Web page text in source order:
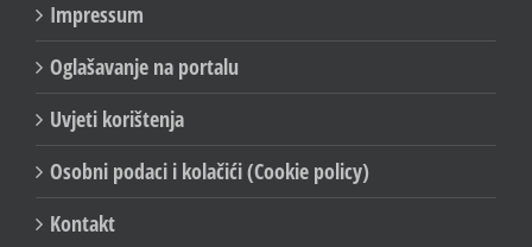
Impressum
Oglašavanje na portalu
Uvjeti korištenja
Osobni podaci i kolačići (Cookie policy)
Kontakt